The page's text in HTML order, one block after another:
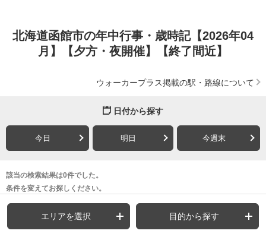
北海道函館市の年中行事・歳時記【2026年04
月】【夕方・夜開催】【終了間近】
ウォーカープラス掲載の駅・路線について
日付から探す
今日 明日 今週末
該当の検索結果は0件でした。
条件を変えてお探しください。
エリアを選択 目的から探す